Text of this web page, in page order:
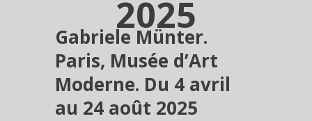
2025
Gabriele Münter.
Paris, Musée d’Art
Moderne. Du 4 avril
au 24 août 2025